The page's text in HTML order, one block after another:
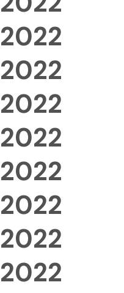
2022
2022
2022
2022
2022
2022
2022
2022